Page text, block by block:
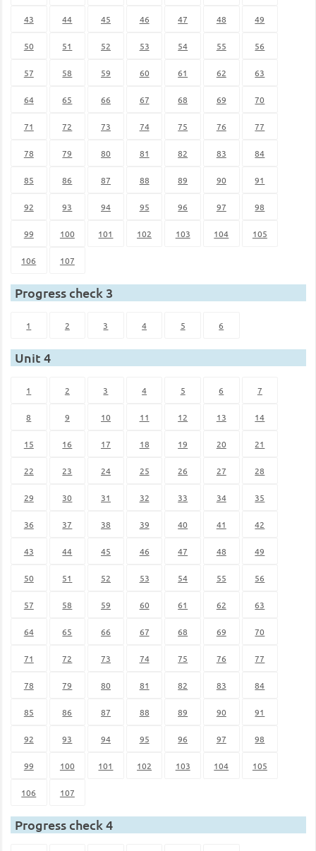
43 44 45 46 47 48 49
50 51 52 53 54 55 56
57 58 59 60 61 62 63
64 65 66 67 68 69 70
71 72 73 74 75 76 77
78 79 80 81 82 83 84
85 86 87 88 89 90 91
92 93 94 95 96 97 98
99 100 101 102 103 104 105
106 107
Progress check 3
1 2 3 4 5 6
Unit 4
1 2 3 4 5 6 7
8 9 10 11 12 13 14
15 16 17 18 19 20 21
22 23 24 25 26 27 28
29 30 31 32 33 34 35
36 37 38 39 40 41 42
43 44 45 46 47 48 49
50 51 52 53 54 55 56
57 58 59 60 61 62 63
64 65 66 67 68 69 70
71 72 73 74 75 76 77
78 79 80 81 82 83 84
85 86 87 88 89 90 91
92 93 94 95 96 97 98
99 100 101 102 103 104 105
106 107
Progress check 4